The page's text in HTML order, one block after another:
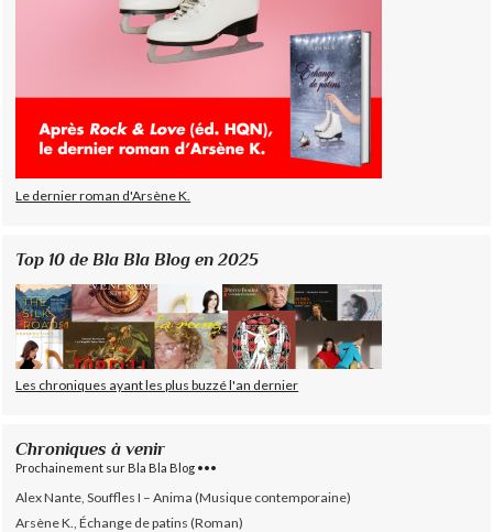
Le dernier roman d'Arsène K.
Top 10 de Bla Bla Blog en 2025
Les chroniques ayant les plus buzzé l'an dernier
Chroniques à venir
Prochainement sur Bla Bla Blog •••
Alex Nante, Souffles I – Anima (Musique contemporaine)
Arsène K., Échange de patins (Roman)